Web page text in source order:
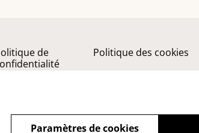
de
Politique des cookies
Paramètres de cookies